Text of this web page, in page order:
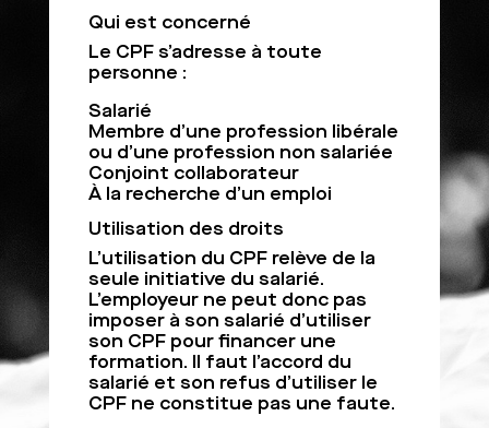
Qui est concerné
Le CPF s’adresse à toute
personne :
Salarié
Membre d’une profession libérale
ou d’une profession non salariée
Conjoint collaborateur
À la recherche d’un emploi
Utilisation des droits
L’utilisation du CPF relève de la
seule initiative du salarié.
L’employeur ne peut donc pas
imposer à son salarié d’utiliser
son CPF pour financer une
formation. Il faut l’accord du
salarié et son refus d’utiliser le
CPF ne constitue pas une faute.